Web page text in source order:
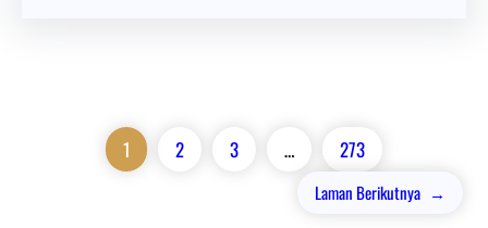
1 2 3 … 273
Laman Berikutnya →